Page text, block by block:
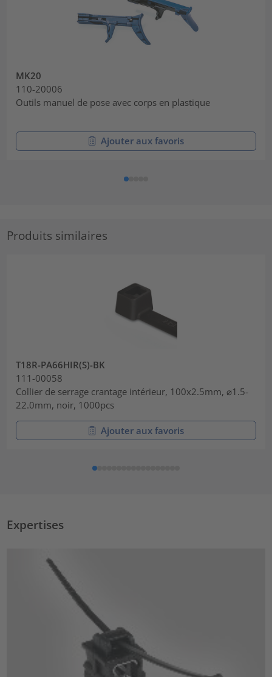
MK20
110-20006
Outils manuel de pose avec corps en plastique
Ajouter aux favoris
Produits similaires
T18R-PA66HIR(S)-BK
111-00058
Collier de serrage crantage intérieur, 100x2.5mm, ⌀1.5-
22.0mm, noir, 1000pcs
Ajouter aux favoris
Expertises